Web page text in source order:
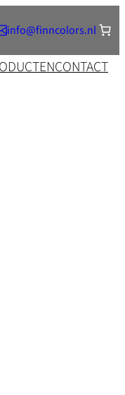
info@finncolors.nl
CONTACT